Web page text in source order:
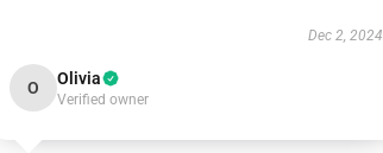
Dec 2, 2024
O Olivia
Verified owner